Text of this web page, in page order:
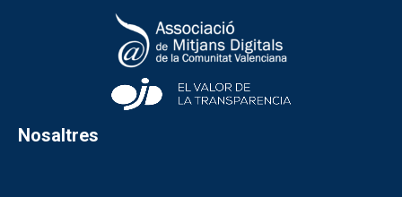
Nosaltres